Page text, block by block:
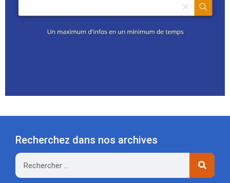
Recherchez dans nos archives
Rechercher